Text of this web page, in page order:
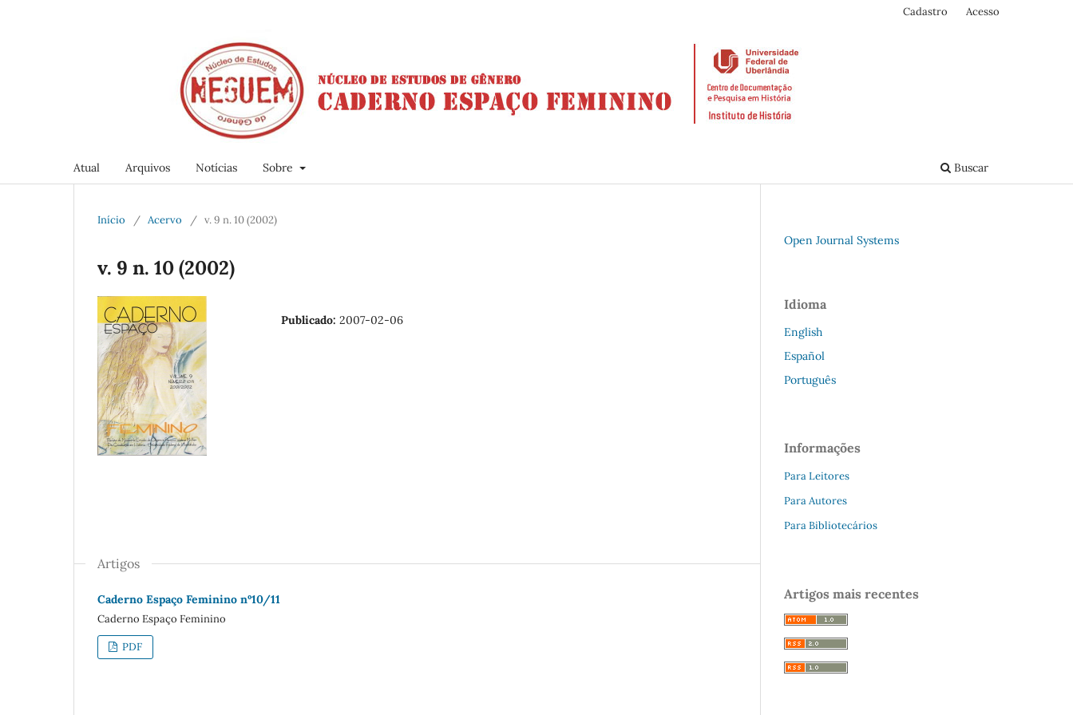
Atual Arquivos Notícias Sobre Buscar
Cadastro Acesso
Início / Acervo / v. 9 n. 10 (2002)
v. 9 n. 10 (2002)
Publicado: 2007-02-06
Artigos
Caderno Espaço Feminino nº10/11
Caderno Espaço Feminino
PDF
Open Journal Systems
Idioma
English
Español
Português
Informações
Para Leitores
Para Autores
Para Bibliotecários
Artigos mais recentes